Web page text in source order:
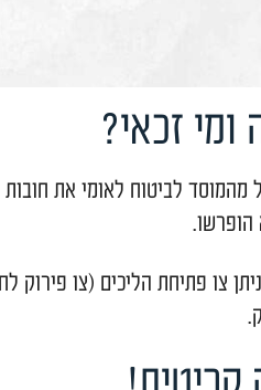
לאומי את חובות השכר,